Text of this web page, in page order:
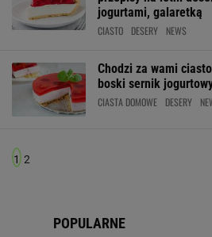
jogurtami, galaretką
CIASTO DESERY NEWS
Chodzi za wami
boski sernik
CIASTA DOMOWE DESERY
1 2
POPULARNE